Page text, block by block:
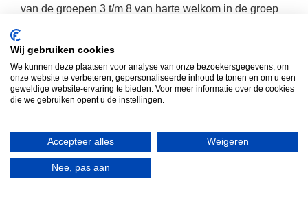
van de groepen 3 t/m 8 van harte welkom in de groep
MR-vergadering
Wij gebruiken cookies
We kunnen deze plaatsen voor analyse van onze bezoekersgegevens, om
onze website te verbeteren, gepersonaliseerde inhoud te tonen en om u een
geweldige website-ervaring te bieden. Voor meer informatie over de cookies
die we gebruiken opent u de instellingen.
Accepteer alles Weigeren
Nee, pas aan